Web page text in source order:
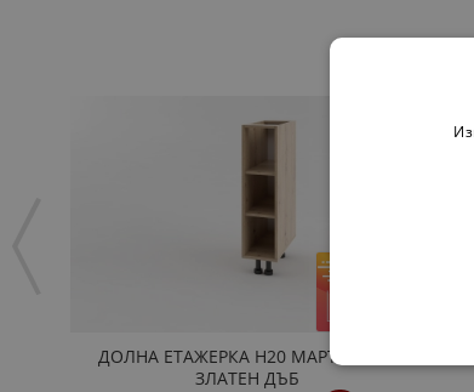
ДОЛНА ЕТАЖЕРКА Н20 МАРТА ЛУКС
ЗЛАТЕН ДЪБ